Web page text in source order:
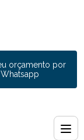
orçamento por
Whatsapp